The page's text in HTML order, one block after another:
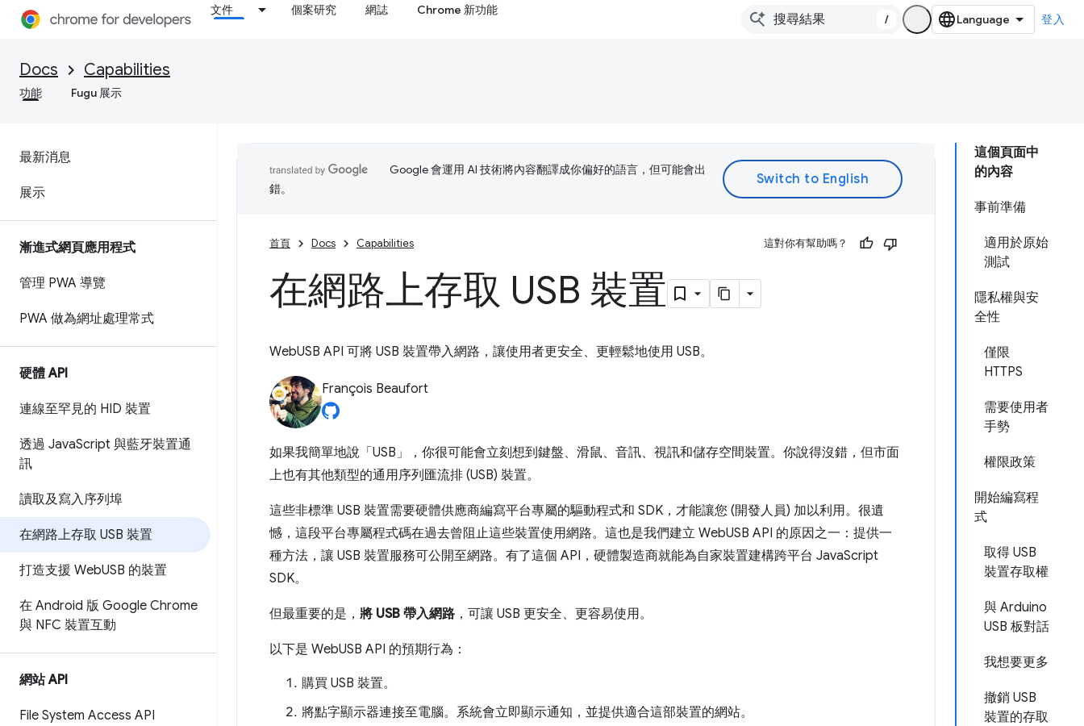
文件 個案研究 網誌 Chrome 新功能
/ 登入
Docs Capabilities
功能 Fugu 展示
最新消息
展示
漸進式網頁應用程式
管理 PWA 導覽
PWA 做為網址處理常式
硬體 API
連線至罕見的 HID 裝置
透過 JavaScript 與藍牙裝置通
訊
讀取及寫入序列埠
在網路上存取 USB 裝置
打造支援 WebUSB 的裝置
在 Android 版 Google Chrome
與 NFC 裝置互動
網站 API
File System Access API
這個頁面中
的內容
事前準備
適用於原始
測試
隱私權與安
全性
僅限
HTTPS
需要使用者
手勢
權限政策
開始編寫程
式
取得 USB
裝置存取權
與 Arduino
USB 板對話
我想要更多
撤銷 USB
裝置的存取
Google 會運用 AI 技術將內容翻譯成你偏好的語言，但可能會出
錯。
首頁 Docs Capabilities 這對你有幫助嗎？
在網路上存取 USB 裝置
WebUSB API 可將 USB 裝置帶入網路，讓使用者更安全、更輕鬆地使用 USB。
François Beaufort
如果我簡單地說「USB」，你很可能會立刻想到鍵盤、滑鼠、音訊、視訊和儲存空間裝置。你說得沒錯，但市面
上也有其他類型的通用序列匯流排 (USB) 裝置。
這些非標準 USB 裝置需要硬體供應商編寫平台專屬的驅動程式和 SDK，才能讓您 (開發人員) 加以利用。很遺
憾，這段平台專屬程式碼在過去曾阻止這些裝置使用網路。這也是我們建立 WebUSB API 的原因之一：提供一
種方法，讓 USB 裝置服務可公開至網路。有了這個 API，硬體製造商就能為自家裝置建構跨平台 JavaScript
SDK。
但最重要的是， 將 USB 帶入網路 ，可讓 USB 更安全、更容易使用。
以下是 WebUSB API 的預期行為：
購買 USB 裝置。
將點字顯示器連接至電腦。系統會立即顯示通知，並提供適合這部裝置的網站。